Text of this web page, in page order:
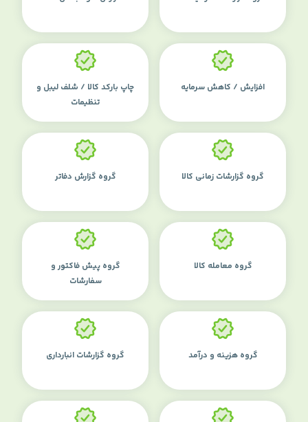
افزایش / کاهش سرمایه
چاپ بارکد کالا / شلف لیبل و
تنظیمات
گروه گزارشات زمانی کالا گروه گزارش دفاتر
گروه معامله کالا
گروه پیش فاکتور و
سفارشات
گروه هزینه و درآمد گروه گزارشات انبارداری